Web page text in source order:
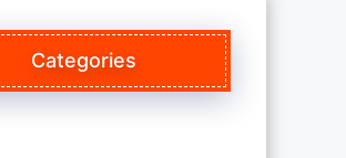
Categories